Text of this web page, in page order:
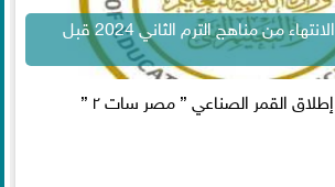
التعليم تشدد على الانتهاء من مناهج الترم الثاني 2024 قبل
إطلاق القمر الصناعي ” مصر سات ٢ ”